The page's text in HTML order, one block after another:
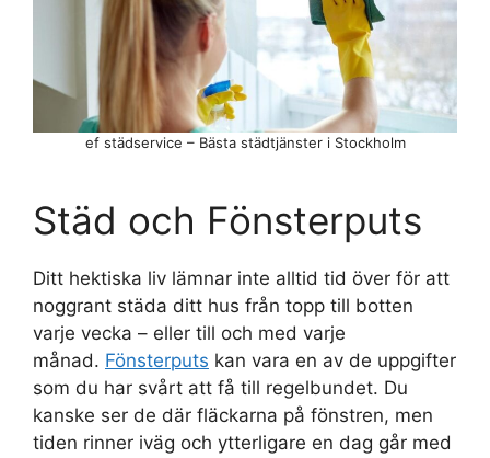
ef städservice – Bästa städtjänster i Stockholm
Städ och Fönsterputs
Ditt hektiska liv lämnar inte alltid tid över för att
noggrant städa ditt hus från topp till botten
varje vecka – eller till och med varje
månad. Fönsterputs kan vara en av de uppgifter
som du har svårt att få till regelbundet. Du
kanske ser de där fläckarna på fönstren, men
tiden rinner iväg och ytterligare en dag går med